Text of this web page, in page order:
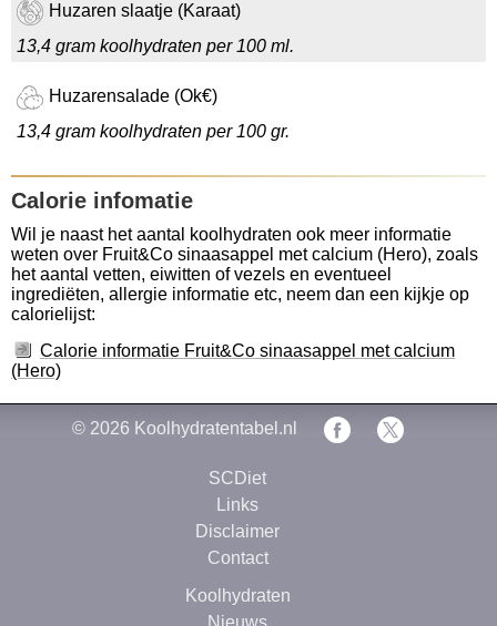
Huzaren slaatje (Karaat)
13,4 gram koolhydraten per 100 ml.
Huzarensalade (Ok€)
13,4 gram koolhydraten per 100 gr.
Calorie infomatie
Wil je naast het aantal koolhydraten ook meer informatie
weten over Fruit&Co sinaasappel met calcium (Hero), zoals
het aantal vetten, eiwitten of vezels en eventueel
ingrediëten, allergie informatie etc, neem dan een kijkje op
calorielijst:
Calorie informatie Fruit&Co sinaasappel met calcium
(Hero)
© 2026 Koolhydratentabel.nl
SCDiet
Links
Disclaimer
Contact
Koolhydraten
Nieuws